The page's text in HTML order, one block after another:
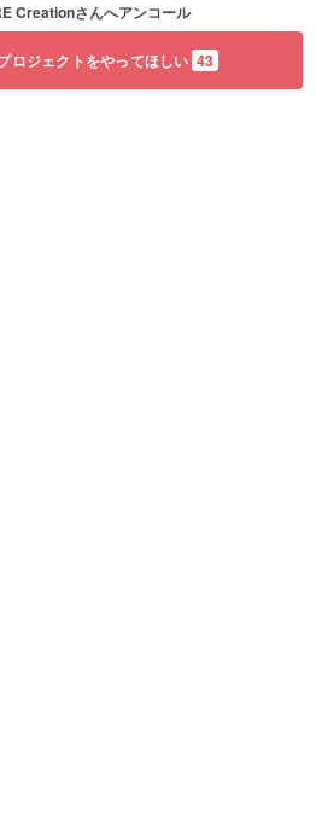
Creationさんへアンコール
ロジェクトをやってほしい 43